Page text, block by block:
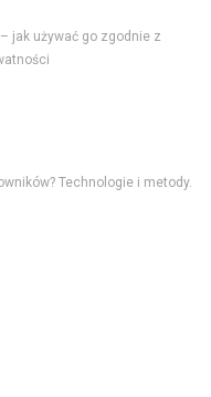
jak używać go zgodnie z
Technologie i metody.